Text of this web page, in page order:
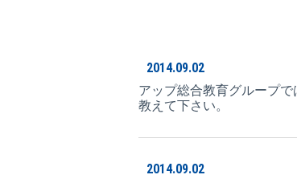
2014.09.02
アップ総合教育グループ
教えて下さい。
2014.09.02